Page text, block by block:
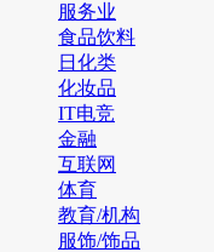
服务业
食品饮料
日化类
化妆品
IT电竞
金融
互联网
体育
教育/机构
服饰/饰品